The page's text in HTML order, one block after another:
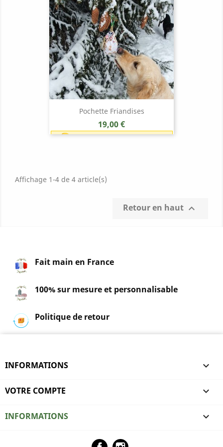
Pochette Friandises
Prix
19,00 €
Earn 1 point each 1,00 € (19
Affichage 1-4 de 4 article(s)
Retour en haut 
Fait main en France
100% sur mesure et personnalisable
Politique de retour
INFORMATIONS 
VOTRE COMPTE 
INFORMATIONS keyboard_arrow_down
Facebook